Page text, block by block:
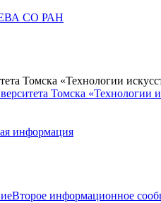
СО РАН
Томска «Технологии
Томска «Технологии
информация
Второе информационное